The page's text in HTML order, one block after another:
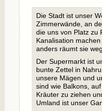
Die Stadt ist unser
Zimmerwände, an
die uns von Platz zu
Kanalisation
anders räumt sie
Der Supermarkt ist
bunte Zettel in
unsere Mägen und
sind wie Balkons,
Kräuter zu ziehen
Umland ist unser